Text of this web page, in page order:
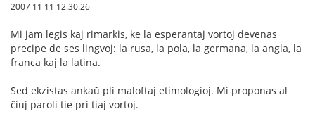
2007 11 11 12:30:26
Mi jam legis kaj rimarkis, ke la esperantaj vortoj devenas
precipe de ses lingvoj: la rusa, la pola, la germana, la angla, la
franca kaj la latina.
Sed ekzistas ankaŭ pli maloftaj etimologioj. Mi proponas al
ĉiuj paroli tie pri tiaj vortoj.